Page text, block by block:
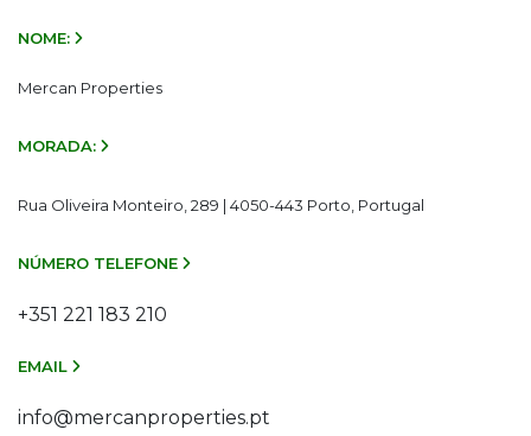
NOME:
Mercan Properties
MORADA:
Rua Oliveira Monteiro, 289 | 4050-443 Porto, Portugal
NÚMERO TELEFONE
+351 221 183 210
EMAIL
info@mercanproperties.pt